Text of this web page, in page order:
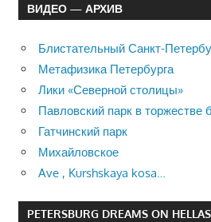
ВИДЕО — АРХИВ
Блистательный Санкт-
Метафизика Петербурга
Лики «Северной столицы»
Павловский парк в
Гатчинский парк
Михайловское
Ave , Kurshskaya kosa…
PETERSBURG DREAMS ON